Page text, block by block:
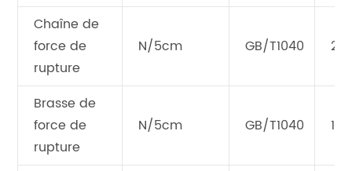
Chaîne de
force de
rupture
N/5cm GB/T1040
Brasse de
force de
rupture
N/5cm GB/T1040